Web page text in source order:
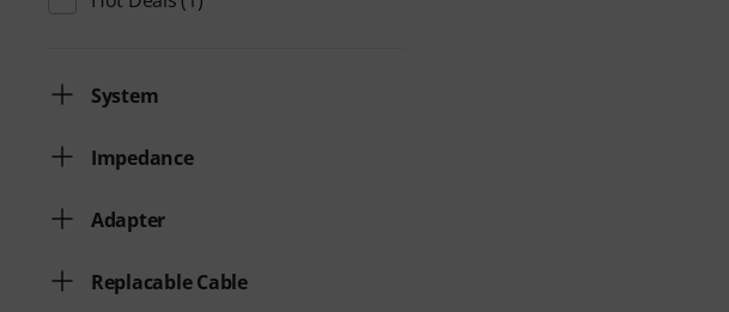
System
Impedance
Adapter
Replacable Cable